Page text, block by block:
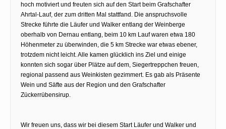
hoch motiviert und freuten sich auf den Start beim Grafschafter
Ahrtal-Lauf, der zum dritten Mal stattfand. Die anspruchsvolle
Strecke führte die Läufer und Walker entlang der Weinberge
oberhalb von Dernau entlang, beim 10 km Lauf waren etwa 180
Höhenmeter zu überwinden, die 5 km Strecke war etwas ebener,
trotzdem nicht leicht. Alle kamen glücklich ins Ziel und einige
konnten sich sogar über Plätze auf dem, Siegertreppchen freuen,
regional passend aus Weinkisten gezimmert. Es gab als Präsente
Wein und Säfte aus der Region und den Grafschafter
Zückerrübensirup.
Wir freuen uns, dass wir bei diesem Start Läufer und Walker und